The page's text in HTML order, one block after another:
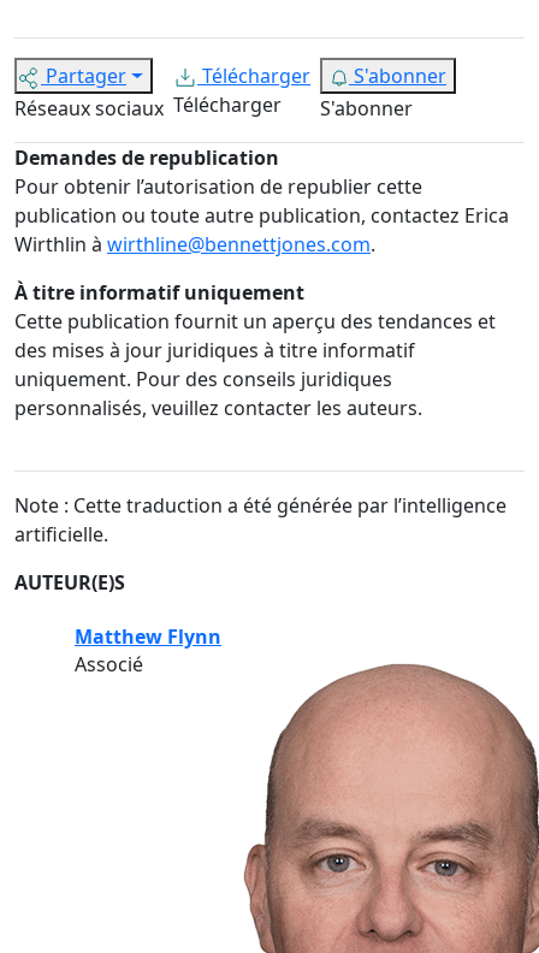
Partager
Réseaux sociaux
Télécharger
Télécharger
S'abonner
S'abonner
Demandes de republication
Pour obtenir l’autorisation de republier cette
publication ou toute autre publication, contactez Erica
Wirthlin à wirthline@bennettjones.com.
À titre informatif uniquement
Cette publication fournit un aperçu des tendances et
des mises à jour juridiques à titre informatif
uniquement. Pour des conseils juridiques
personnalisés, veuillez contacter les auteurs.
Note : Cette traduction a été générée par l’intelligence
artificielle.
AUTEUR(E)S
Matthew Flynn
Associé